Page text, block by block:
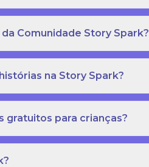
Comunidade Story Spark?
na Story Spark?
gratuitos para crianças?